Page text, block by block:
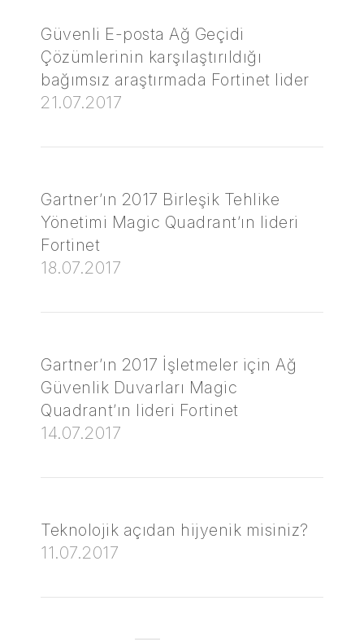
Güvenli E-posta Ağ Geçidi
Çözümlerinin karşılaştırıldığı
bağımsız araştırmada Fortinet lider
21.07.2017
Gartner’ın 2017 Birleşik Tehlike
Yönetimi Magic Quadrant’ın lideri
Fortinet
18.07.2017
Gartner’ın 2017 İşletmeler için Ağ
Güvenlik Duvarları Magic
Quadrant’ın lideri Fortinet
14.07.2017
Teknolojik açıdan hijyenik misiniz?
11.07.2017